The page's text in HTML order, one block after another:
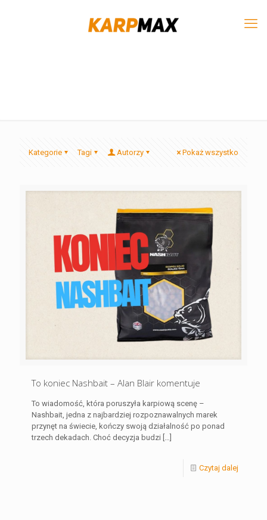
Kategorie Tagi Autorzy Pokaż wszystko
To koniec Nashbait – Alan Blair komentuje
To wiadomość, która poruszyła karpiową scenę –
Nashbait, jedna z najbardziej rozpoznawalnych marek
przynęt na świecie, kończy swoją działalność po ponad
trzech dekadach. Choć decyzja budzi
Czytaj dalej